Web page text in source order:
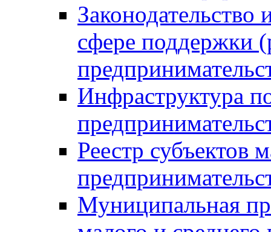
сфере поддержки
Инфраструктура
Реестр субъектов
Муниципальная